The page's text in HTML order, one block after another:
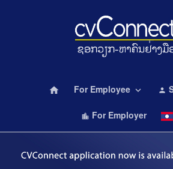
home For Employee keyboard_arrow_down person
location_city For Employer